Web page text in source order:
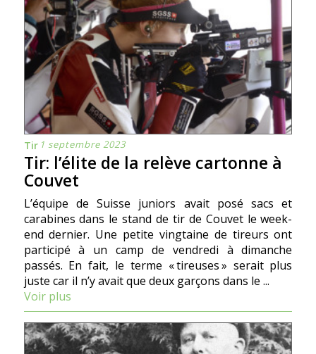
Tir 1 septembre 2023
Tir: l’élite de la relève cartonne à
Couvet
L’équipe de Suisse juniors avait posé sacs et
carabines dans le stand de tir de Couvet le week-
end dernier. Une petite vingtaine de tireurs ont
participé à un camp de vendredi à dimanche
passés. En fait, le terme « tireuses » serait plus
juste car il n’y avait que deux garçons dans le ...
Voir plus